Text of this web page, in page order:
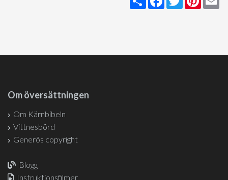
Om översättningen
Om Kärnbibeln
Vittnesbörd
Generös copyright
Blogg
Instruktionsfilmer